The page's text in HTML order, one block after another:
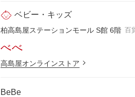
ベビー・キッズ
柏高島屋ステーションモール S館 6階 百
べべ
高島屋オンラインストア
BeBe